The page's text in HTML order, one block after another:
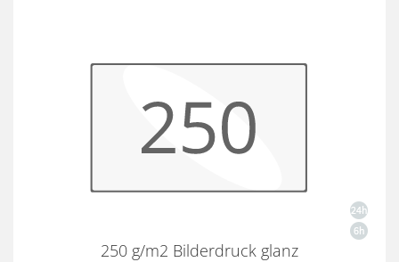
250 g/m2 Bilderdruck glanz